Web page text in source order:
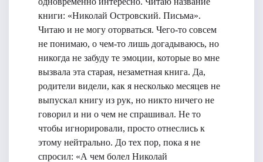
книги: «Николай Островский. Письма».
Читаю и не могу оторваться. Чего-то совсем
не понимаю, о чем-то лишь догадываюсь, но
никогда не забуду те эмоции, которые во мне
вызвала эта старая, незаметная книга. Да,
родители видели, как я несколько месяцев не
выпускал книгу из рук, но никто ничего не
говорил и ни о чем не спрашивал. Не то
чтобы игнорировали, просто отнеслись к
этому нейтрально. До тех пор, пока я не
спросил: «А чем болел Николай